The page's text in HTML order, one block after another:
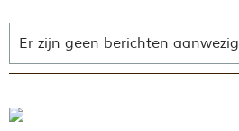
Er zijn geen berichten aanwezig